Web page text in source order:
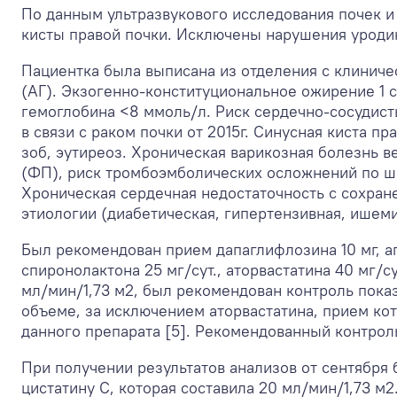
По данным ультразвукового исследования
кисты правой почки. Исключены нарушения
Пациентка была выписана из отделения с
(АГ). Экзогенно-конституциональное ожирение 1
гемоглобина <8 ммоль/л. Риск сердечно-
в связи с раком почки от 2015г. Синусная киста
зоб, эутиреоз. Хроническая варикозная
(ФП), риск тромбоэмболических осложнений по
Хроническая сердечная недостаточность с
этиологии (диабетическая, гипертензивная,
Был рекомендован прием дапаглифлозина 10 мг,
спиронолактона 25 мг/сут., аторвастатина 40
мл/мин/1,73 м2, был рекомендован контроль
объеме, за исключением аторвастатина, прием
данного препарата [5]. Рекомендованный
При получении результатов анализов от
цистатину С, которая составила 20 мл/мин/1,73 м2